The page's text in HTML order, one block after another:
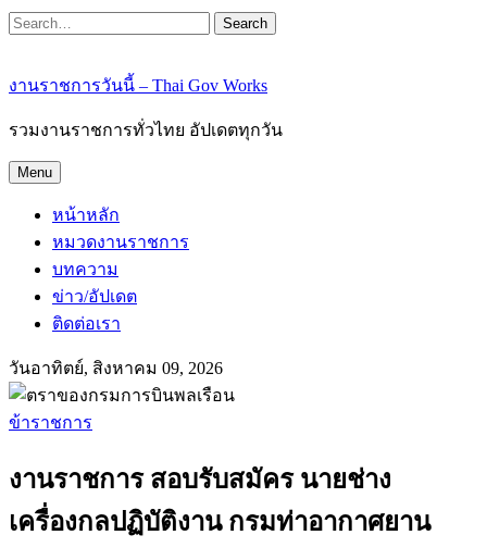
Search
งานราชการวันนี้ – Thai Gov Works
รวมงานราชการทั่วไทย อัปเดตทุกวัน
Menu
หน้าหลัก
หมวดงานราชการ
บทความ
ข่าว/อัปเดต
ติดต่อเรา
วันอาทิตย์, สิงหาคม 09, 2026
ข้าราชการ
งานราชการ สอบรับสมัคร นายช่าง
เครื่องกลปฏิบัติงาน กรมท่าอากาศยาน